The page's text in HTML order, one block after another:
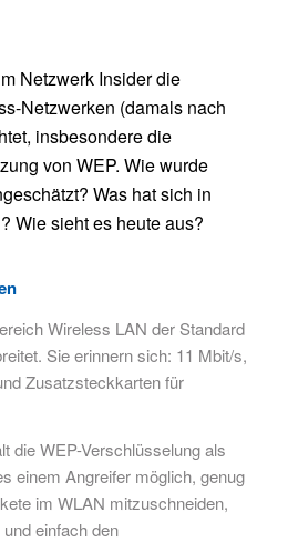
Netzwerk Insider die
Netzwerken (damals nach
insbesondere die
von WEP. Wie wurde
Was hat sich in
Wie sieht es heute aus?
Wireless LAN der Standard
Sie erinnern sich: 11 Mbit/s,
Zusatzsteckkarten für
die WEP-Verschlüsselung als
einem Angreifer möglich, genug
im WLAN mitzuschneiden,
einfach den